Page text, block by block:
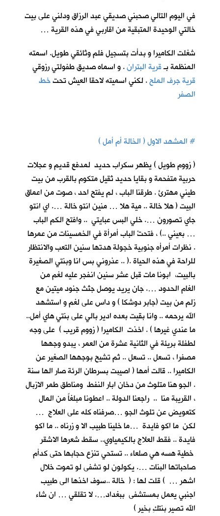
في اليوم التالي صحبني صديقي عبد الرزاق ودلني على بيت
خالتي الوحيدة المتبقية من اقاربي في هذه القرية …
شغلت الكاميرا و بدأت بتسجيل فلم وثائقي طويل. اسمته
المنظمة بـقرية البتران. و اسماه صديق طفولتي رزوقي
قرية جرف الملح. لكني اسميته لاحقا العيش تحتخط
الصفر
#المشهد الاول ( الخالة أم أمل )
( زووم طويل ) يظهر سكراب حديد لمدفع قديم و عجلات
حربية متفحمة و بقايا حديد ثقيل متكوم بالقرب من بيت
طيني مهترئ . طرقنا الباب ، لم يفتح احد ، صوت من اعماق
البيت ( هلا خالة .. مية هلا … منين انتو خالة …. اي انتو
جاي تصورون …. خلي البس عبايتي .. وافتح الكم الباب
… بعيني ..) ، فتحتْ الباب أمرأة في الخمسينات من عمرها
. نظرات أمرأه جنوبية خجولة هدتها سنين التعب والانتظار
للراحة في هذه الحياة .( .. عذروني بس انا وبنتي الصغيرة
بالبيت، ابونا مات قبل عشر سنين انفجر عليه لغم من
الغام الحدود …. جان يريد يوصل جثث جنود ميتين مع
زلم من بيت (جابر دوشكا ) و داس على لغم و استشهد
الله يرحمه .. وانا بقيت بعده ادير بالي على بنتي هاي أمل..
ما عندي غيرها ) . اخذت الكاميرا ( زووم قريب ) على وجه
لطفلة بريئة في الثانية عشرة من العمر ، يبدو وجهها
مصفرا ، تسعل .. تسعل .. ثم تشيح بوجهها الصغير عن
الكاميرا .. قالت أمها ( اصيبت بسرطان الرئة صار الها سنة
. الجو هنا متلوث من دخان ابار النفط ومناطق طمر الازبال
، القريبة منا .. راجعنا الدولة .. اعطونا مبلغاً من المال
كتعويض عن تلوث الجو …صرفناه كله على العلاج …
لكن ما اكو فايدة …ما خلينا طبيب الا و زرناه .. ما اكو
فايدة .. فقط العلاج بالكيمياوي.. سقط شعرها الاشقر
خطية هسه هي صلعاء .. تستحي تنزع حجابها حتى كدأم
صاحباتها البنات …. يكولون لو تشفى لو تموت خلال
اشهر … ) قلت لها : ( خالة ..سوف اخذها الى طبيب
اجنبي يعمل بمستشفى ببغداد…. لا تقلقي … ان شاء
الله تصير بنتكِ بخير )